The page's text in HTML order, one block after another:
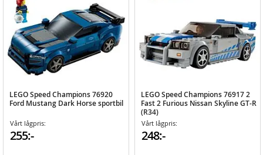
LEGO Speed Champions 76920
Ford Mustang Dark Horse sportbil
Vårt lågpris:
255:-
LEGO Speed Champions 76917 2
Fast 2 Furious Nissan Skyline GT-R
(R34)
Vårt lågpris:
248:-